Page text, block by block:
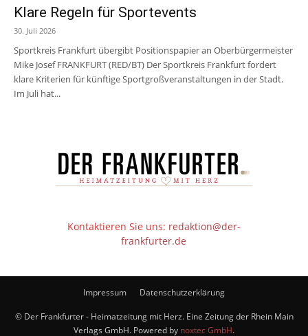
Klare Regeln für Sportevents
30. Juli 2026
Sportkreis Frankfurt übergibt Positionspapier an Oberbürgermeister
Mike Josef FRANKFURT (RED/BT) Der Sportkreis Frankfurt fordert
klare Kriterien für künftige Sportgroßveranstaltungen in der Stadt.
Im Juli hat...
Kontaktieren Sie uns: redaktion@der-
frankfurter.de
Impressum Datenschutzerklärung
© Der Frankfurter - Heimatzeitung mit Herz. Eine Zeitung der Rhein Main
Verlags GmbH. Powered by noxtec GmbH.